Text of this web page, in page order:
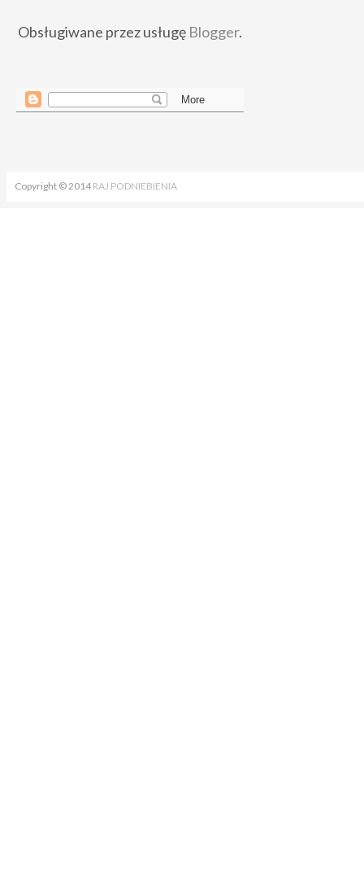
Obsługiwane przez usługę Blogger.
Copyright © 2014 RAJ PODNIEBIENIA